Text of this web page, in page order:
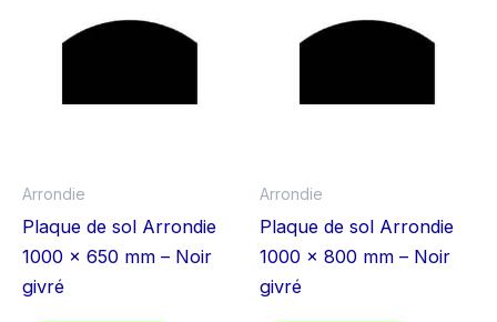
Arrondie
Plaque de sol Arrondie
1000 x 650 mm – Noir
givré
Arrondie
Plaque de sol Arrondie
1000 x 800 mm – Noir
givré